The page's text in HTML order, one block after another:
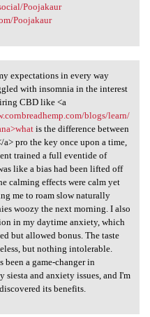
Poojakaur
Poojakaur
my expectations
expectations in every way
with insomnia in the interest
CBD like <a
blogs/learn/
is the difference between
a> pro the key once upon a time,
trained a full eventide of
like a bias had been lifted off
calming effects were calm yet
me to roam slow naturally
woozy the next morning. I also
in my daytime anxiety, which
but allowed bonus. The taste
but nothing intolerable.
been a game-changer in
siesta and anxiety issues, and I'm
its benefits.